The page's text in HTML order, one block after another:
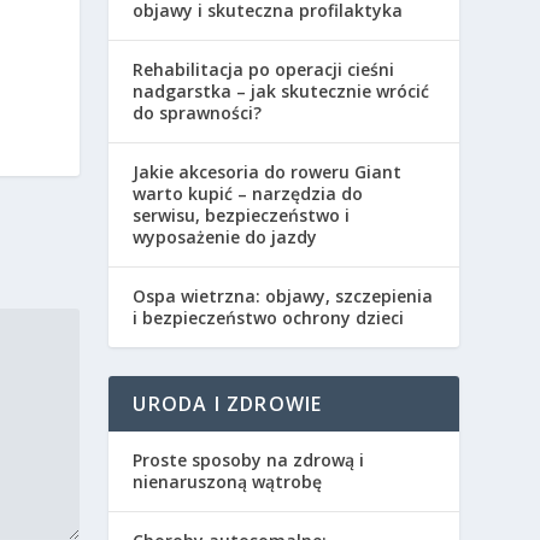
objawy i skuteczna profilaktyka
Rehabilitacja po operacji cieśni
nadgarstka – jak skutecznie wrócić
do sprawności?
Jakie akcesoria do roweru Giant
warto kupić – narzędzia do
serwisu, bezpieczeństwo i
wyposażenie do jazdy
Ospa wietrzna: objawy, szczepienia
i bezpieczeństwo ochrony dzieci
URODA I ZDROWIE
Proste sposoby na zdrową i
nienaruszoną wątrobę